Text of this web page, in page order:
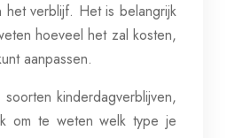
het verblijf. Het is belangrijk
hoeveel het zal kosten,
aanpassen.
kinderdagverblijven,
om te weten welk type je